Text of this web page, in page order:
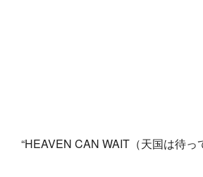
“HEAVEN CAN WAIT（天国は待っ